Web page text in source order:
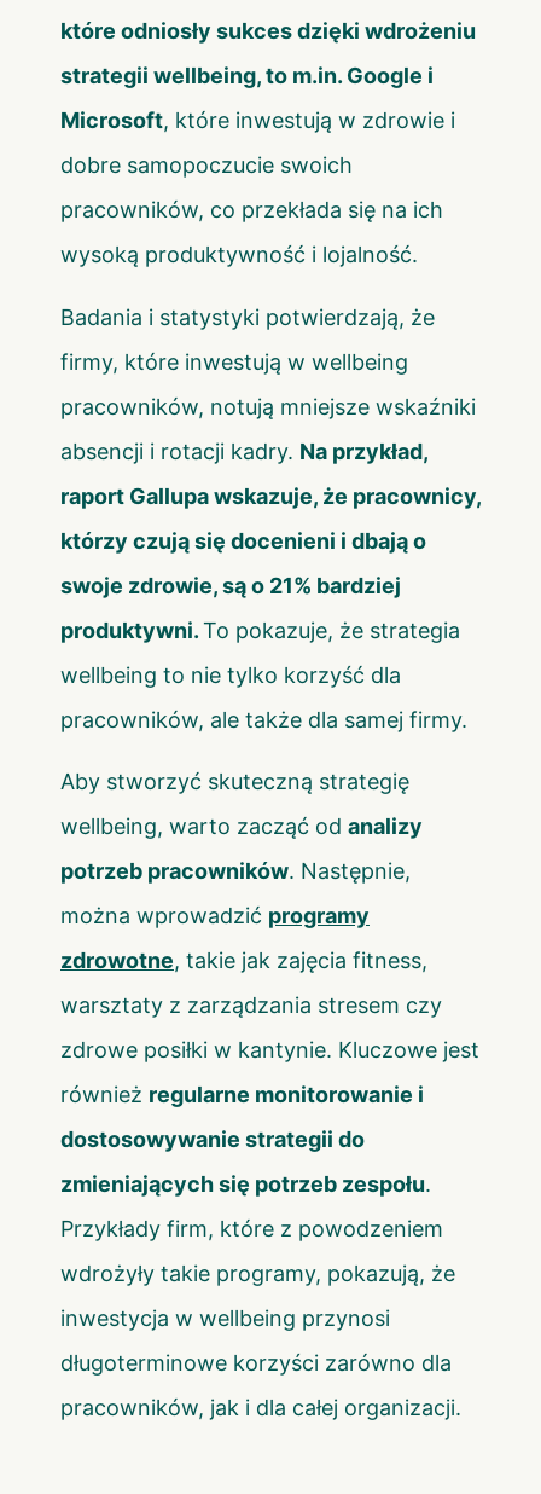
które odniosły sukces dzięki wdrożeniu
strategii wellbeing, to m.in. Google i
Microsoft, które inwestują w zdrowie i
dobre samopoczucie swoich
pracowników, co przekłada się na ich
wysoką produktywność i lojalność.
Badania i statystyki potwierdzają, że
firmy, które inwestują w wellbeing
pracowników, notują mniejsze wskaźniki
absencji i rotacji kadry. Na przykład,
raport Gallupa wskazuje, że pracownicy,
którzy czują się docenieni i dbają o
swoje zdrowie, są o 21% bardziej
produktywni.To pokazuje, że strategia
wellbeing to nie tylko korzyść dla
pracowników, ale także dla samej firmy.
Aby stworzyć skuteczną strategię
wellbeing, warto zacząć od analizy
potrzeb pracowników. Następnie,
można wprowadzić programy
zdrowotne, takie jak zajęcia fitness,
warsztaty z zarządzania stresem czy
zdrowe posiłki w kantynie. Kluczowe jest
również regularne monitorowanie i
dostosowywanie strategii do
zmieniających się potrzeb zespołu.
Przykłady firm, które z powodzeniem
wdrożyły takie programy, pokazują, że
inwestycja w wellbeing przynosi
długoterminowe korzyści zarówno dla
pracowników, jak i dla całej organizacji.